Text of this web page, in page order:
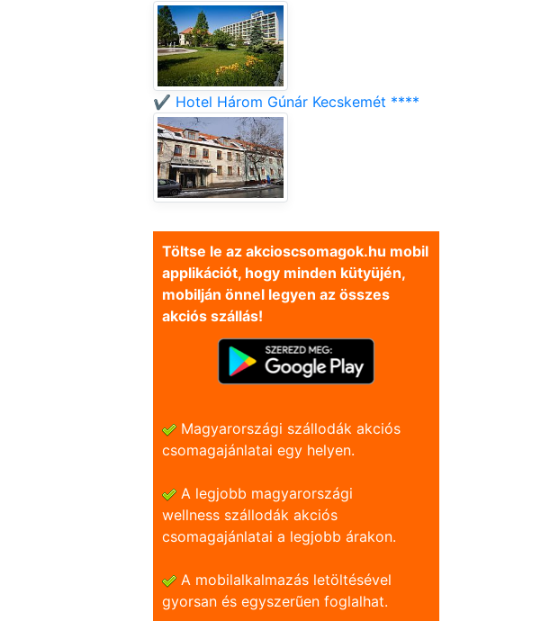
✔️ Hotel Három Gúnár Kecskemét ****
Töltse le az akcioscsomagok.hu mobil
applikációt, hogy minden kütyüjén,
mobilján önnel legyen az összes
akciós szállás!
Magyarországi szállodák akciós
csomagajánlatai egy helyen.
A legjobb magyarországi
wellness szállodák akciós
csomagajánlatai a legjobb árakon.
A mobilalkalmazás letöltésével
gyorsan és egyszerũen foglalhat.